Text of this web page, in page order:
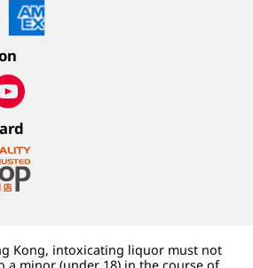
Kong, intoxicating liquor must not